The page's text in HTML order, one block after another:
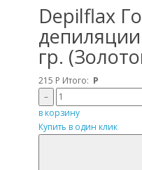
Depilflax
гр.
215 Р Итого: Р
–
в корзину
Купить в один клик